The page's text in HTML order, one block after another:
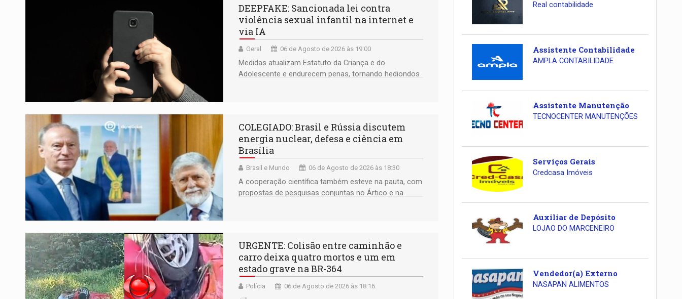
DEEPFAKE: Sancionada lei contra
violência sexual infantil na internet e
via IA
Geral 06 de Agosto de 2026 às 19:00
Medidas atualizam Estatuto da Criança e do
Adolescente e endurecem penas, tornando hediondos
COLEGIADO: Brasil e Rússia discutem
energia nuclear, defesa e ciência em
Brasília
Brasil e Mundo 06 de Agosto de 2026 às 18:30
A cooperação científica também esteve na pauta, com
propostas de pesquisas conjuntas no Ártico e na
URGENTE: Colisão entre caminhão e
carro deixa quatro mortos e um em
estado grave na BR-364
Polícia 06 de Agosto de 2026 às 18:16
Real contabilidade
Assistente Contabilidade
AMPLA CONTABILIDADE
Assistente Manutenção
TECNOCENTER MANUTENÇÕES
Serviços Gerais
Credcasa Imóveis
Auxiliar de Depósito
LOJAO DO MARCENEIRO
Vendedor(a) Externo
NASAPAN ALIMENTOS